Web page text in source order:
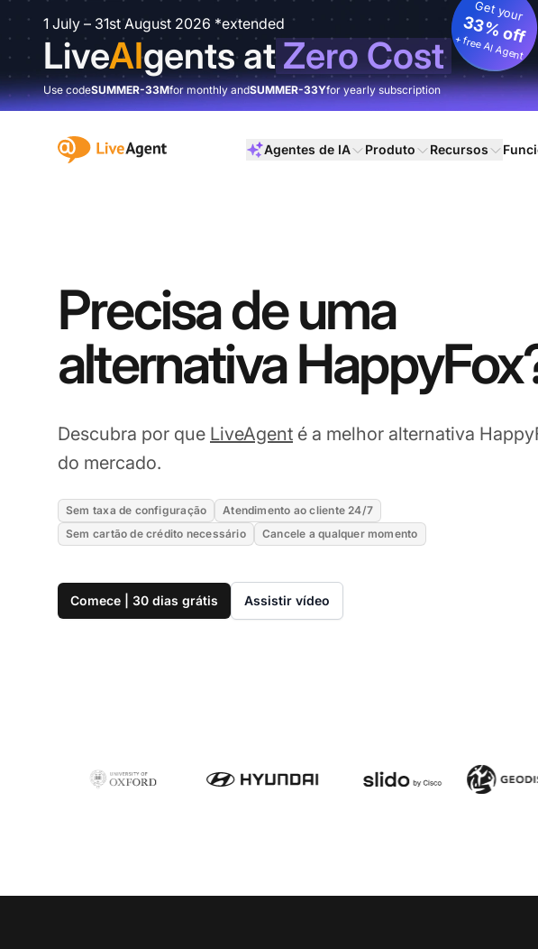
1 July – 31st August 2026 *extended
LiveAIgents atZero Cost
Get your
33% off
+ free AI Agent
Use codeSUMMER-33Mfor monthly andSUMMER-33Yfor yearly subscription
:site.title Agentes de IA Produto Recursos
Precisa de uma
alternativa
Descubra por que LiveAgent é a melhor alternativa
do mercado.
Sem taxa de configuração
Atendimento ao cliente 24/7
Sem cartão de crédito necessário
Cancele a qualquer momento
Comece | 30 dias grátis Assistir vídeo